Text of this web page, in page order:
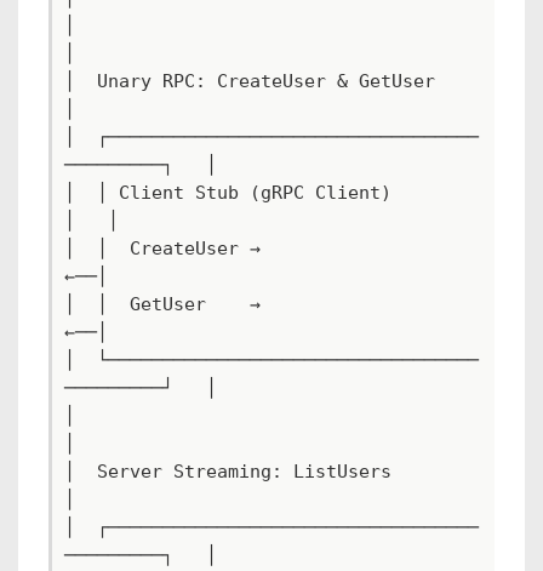
│  Unary RPC: CreateUser & GetUser
│  ┌──────────────────────────────────
─────────┐   │
│  │ Client Stub (gRPC Client)
│  │  CreateUser →
←──│
│  │  GetUser    →
←──│
│  └──────────────────────────────────
─────────┘   │
│  Server Streaming: ListUsers
│  ┌──────────────────────────────────
─────────┐   │